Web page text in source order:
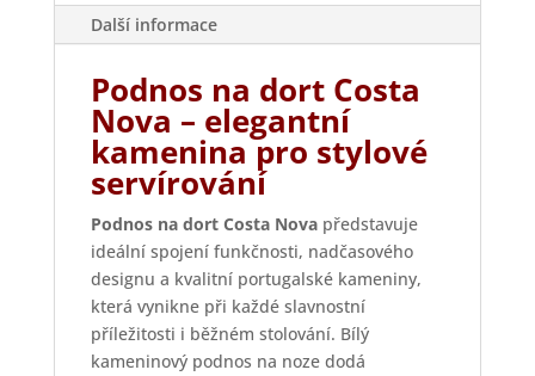
Další informace
Podnos na dort Costa
Nova – elegantní
kamenina pro stylové
servírování
Podnos na dort Costa Novapředstavuje
ideální spojení funkčnosti, nadčasového
designu a kvalitní portugalské kameniny,
která vynikne při každé slavnostní
příležitosti i běžném stolování. Bílý
kameninový podnos na noze dodá